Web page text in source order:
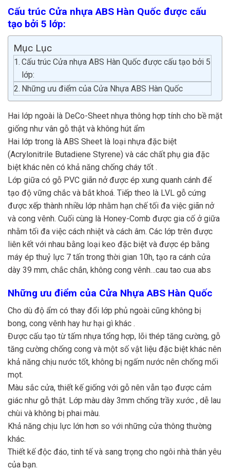
Cấu trúc Cửa nhựa ABS Hàn Quốc được cấu
tạo bởi 5 lớp:
Mục Lục
Cấu trúc Cửa nhựa ABS Hàn Quốc được cấu tạo bởi 5
lớp:
Những ưu điểm của Cửa Nhựa ABS Hàn Quốc
Hai lớp ngoài là DeCo-Sheet nhựa thông hợp tính cho bề mặt
giống như vân gỗ thật và không hút ẩm
Hai lớp trong là ABS Sheet là loại nhựa đặc biệt
(Acrylonitrile Butadiene Styrene) và các chất phụ gia đặc
biệt khác nên có khả năng chống cháy tốt .
Lớp giữa có gỗ PVC giãn nở được ép xung quanh cánh để
tạo độ vững chắc và bắt khoá. Tiếp theo là LVL gỗ cứng
được xếp thành nhiều lớp nhằm hạn chế tối đa việc giãn nở
và cong vênh. Cuối cùng là Honey-Comb được gia cố ở giữa
nhằm tối đa việc cách nhiệt và cách âm. Các lớp trên được
liên kết với nhau bằng loại keo đặc biệt và được ép bằng
máy ép thuỷ lực 7 tấn trong thời gian 10h, tạo ra cánh cửa
dày 39 mm, chắc chắn, không cong vênh…cau tao cua abs
Những ưu điểm của Cửa Nhựa ABS Hàn Quốc
Cho dù độ ẩm có thay đổi lớp phủ ngoài cũng không bị
bong, cong vênh hay hư hại gì khác .
Được cấu tạo từ tấm nhựa tổng hợp, lõi thép tăng cường, gỗ
tăng cường chống cong và một số vật liệu đặc biệt khác nên
khả năng chịu nước tốt, không bị ngấm nước nên chống mối
mọt.
Màu sắc cửa, thiết kế giống với gỗ nên vẫn tạo được cảm
giác như gỗ thật. Lớp màu dày 3mm chống trầy xước , dễ lau
chùi và không bị phai màu.
Khả năng chịu lực lớn hơn so với những cửa thông thường
khác.
Thiết kế độc đáo, tinh tế và sang trọng cho ngôi nhà thân yêu
của bạn.